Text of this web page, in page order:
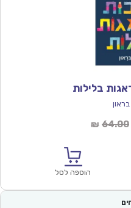
בלילות
₪ 64.00
הוספה לסל